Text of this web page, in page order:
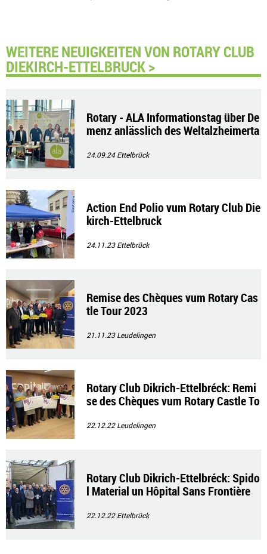
WEITERE NEUIGKEITEN VON ROTARY CLUB
DIEKIRCH-ETTELBRUCK >
Rotary - ALA Informationstag über De
menz anlässlich des Weltalzheimerta
24.09.24Ettelbrück
Action End Polio vum Rotary Club Die
kirch-Ettelbruck
24.11.23Ettelbrück
Remise des Chèques vum Rotary Cas
tle Tour 2023
21.11.23Leudelingen
Rotary Club Dikrich-Ettelbréck: Remi
se des Chèques vum Rotary Castle To
22.12.22Leudelingen
Rotary Club Dikrich-Ettelbréck: Spido
l Material un Hôpital Sans Frontière
22.12.22Ettelbrück